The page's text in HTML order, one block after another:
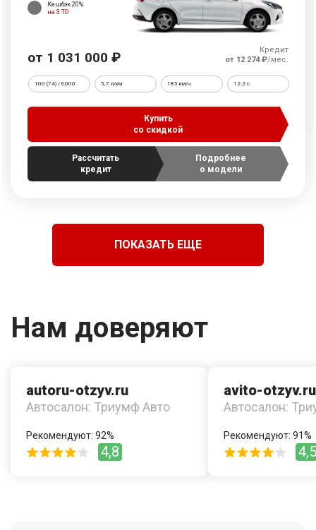
Кешбэк 20%
на 3 ТО
от 1 031 000 ₽
Кредит
от 12 274 ₽/мес.
100 (74) / 6000 5,7 л/км 185 км/ч 12.2 c.
Купить
со скидкой
Рассчитать
кредит
Подробнее
о модели
ПОКАЗАТЬ ЕЩЕ
Нам доверяют
autoru-otzyv.ru
Автосалон: Триумф Авто
Рекомендуют: 92%
4,8
avito-otzyv.ru
Автосалон:
Рекомендуют: 91%
4,5